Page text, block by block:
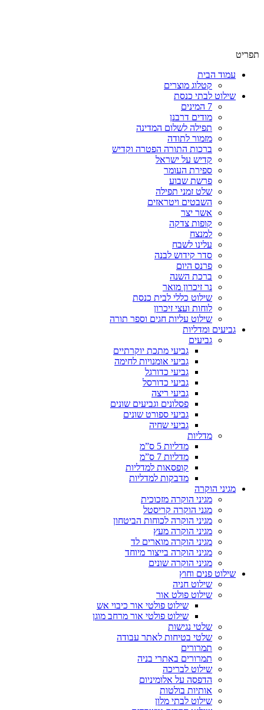
תפריט
עמוד הבית
קטלוג מוצרים
שילוט לבתי כנסת
7 המינים
מודים דרבנן
תפילה לשלום המדינה
מזמור לתודה
ברכות התורה הפטרה וקדיש
קדיש על ישראל
ספירת העומר
פרשת שבוע
שלט זמני תפילה
השבטים ויטראזים
אשר יצר
קופות צדקה
למנצח
עלינו לשבח
סדר קידוש לבנה
פרנס היום
ברכת השנה
נר זיכרון מואר
שילוט כללי לבית כנסת
לוחות ועצי זיכרון
שילוט עליות חגים וספר תורה
גביעים ומדליות
גביעים
גביעי מתכת יוקרתיים
גביעי אומנויות לחימה
גביעי כדורגל
גביעי כדורסל
גביעי ריצה
פסלונים וגביעים שונים
גביעי ספורט שונים
גביעי שחיה
מדליות
מדליות 5 ס”מ
מדליות 7 ס”מ
קופסאות למדליות
מדבקות למדליות
מגיני הוקרה
מגיני הוקרה מזכוכית
מגני הוקרה קריסטל
מגיני הוקרה לכוחות הביטחון
מגיני הוקרה מעץ
מגיני הוקרה מוארים לד
מגיני הוקרה בייצור מיוחד
מגיני הוקרה שונים
שילוט פנים וחוץ
שילוט חניה
שילוט פולט אור
שילוט פולטי אור כיבוי אש
שילוט פולטי אור מרחב מוגן
שלטי נגישות
שלטי בטיחות לאתר עבודה
תמרורים
תמרורים באתרי בניה
שילוט לבריכה
הדפסה על אלומיניום
אותיות בולטות
שילוט לבתי מלון